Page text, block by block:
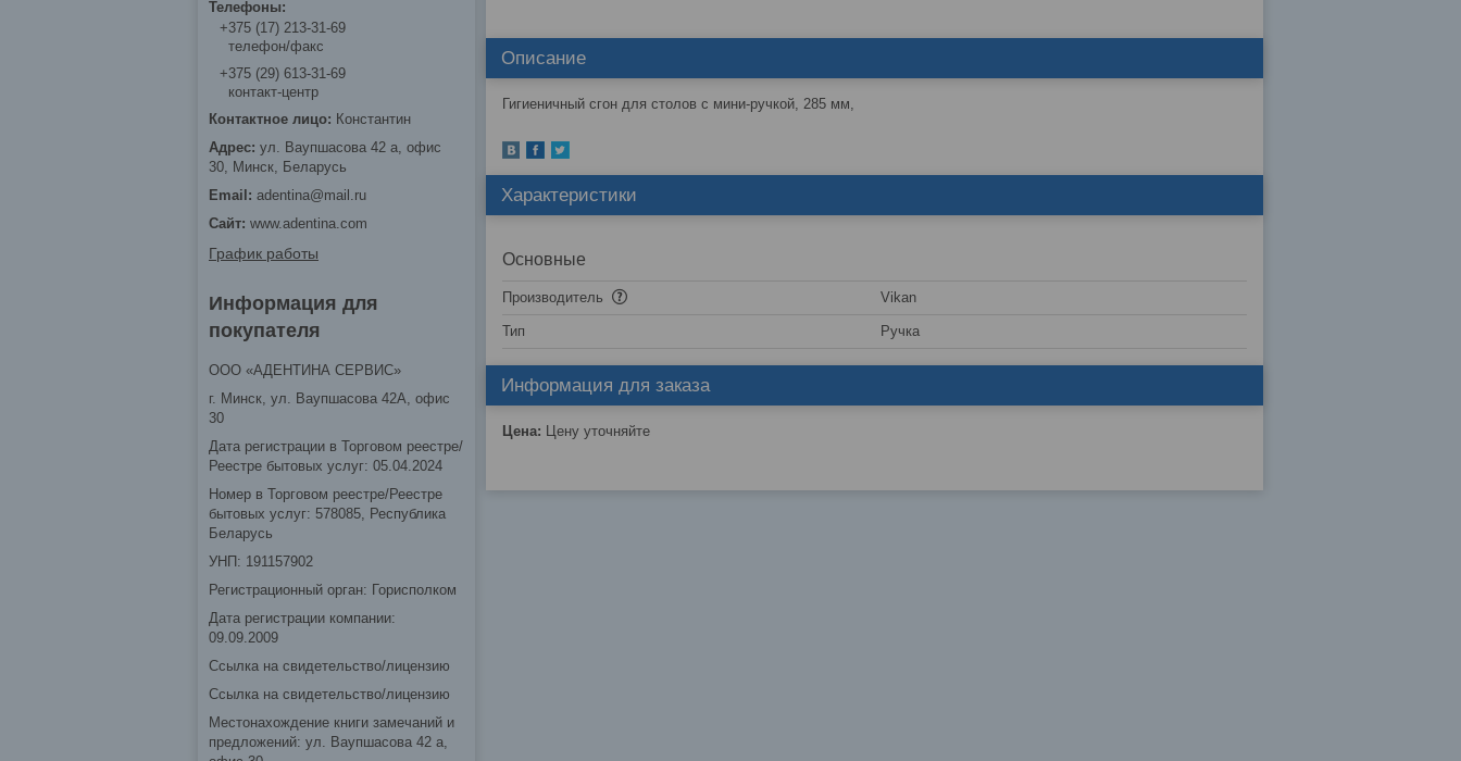
Описание
Гигиеничный сгон для столов с мини-ручкой, 285 мм,
Характеристики
Основные
Производитель Vikan
Тип Ручка
Информация для заказа
Цена: Цену уточняйте
+375 (17) 213-31-69
телефон/факс
+375 (29) 613-31-69
контакт-центр
Константин
ул. Ваупшасова 42 а, офис
30, Минск, Беларусь
adentina@mail.ru
www.adentina.com
График работы
Информация для
покупателя
ООО «АДЕНТИНА СЕРВИС»
г. Минск, ул. Ваупшасова 42А, офис
30
Дата регистрации в Торговом реестре/
Реестре бытовых услуг: 05.04.2024
Номер в Торговом реестре/Реестре
бытовых услуг: 578085, Республика
Беларусь
УНП: 191157902
Регистрационный орган: Горисполком
Дата регистрации компании:
09.09.2009
Ссылка на свидетельство/лицензию
Ссылка на свидетельство/лицензию
Местонахождение книги замечаний и
предложений: ул. Ваупшасова 42 а,